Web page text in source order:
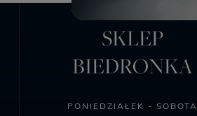
SKLEP
BIEDRONKA
PONIEDZIAŁEK - SOBOTA